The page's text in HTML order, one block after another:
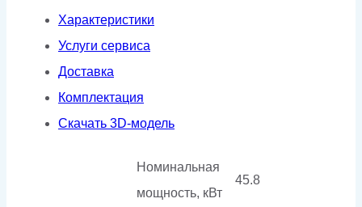
кожухе
Характеристики
Услуги сервиса
Доставка
Комплектация
Скачать 3D-модель
Номинальная
мощность, кВт
45.8